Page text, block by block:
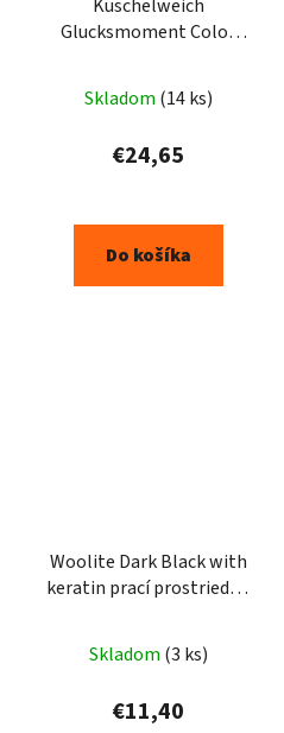
Kuschelweich
Glucksmoment Color
105PD
Skladom (14 ks)
€24,65
Do košíka
Woolite Dark Black with
keratin prací prostriedok
Skladom (3 ks)
€11,40